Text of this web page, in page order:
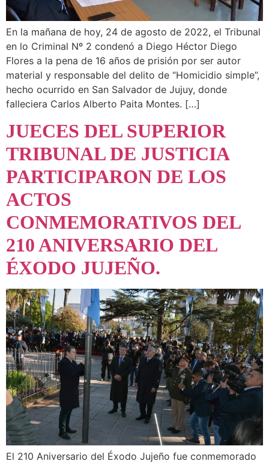
En la mañana de hoy, 24 de agosto de 2022, el Tribunal
en lo Criminal Nº 2 condenó a Diego Héctor Diego
Flores a la pena de 16 años de prisión por ser autor
material y responsable del delito de “Homicidio simple”,
hecho ocurrido en San Salvador de Jujuy, donde
falleciera Carlos Alberto Paita Montes. […]
JUECES DEL SUPERIOR
TRIBUNAL DE JUSTICIA
PARTICIPARON DE LOS
ACTOS
CONMEMORATIVOS DEL
210 ANIVERSARIO DEL
ÉXODO JUJEÑO.
El 210 Aniversario del Éxodo Jujeño fue conmemorado